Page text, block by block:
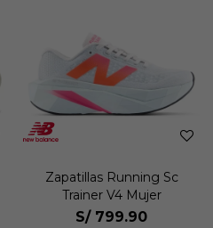
Zapatillas Running Sc
Trainer V4 Mujer
S/ 799.90